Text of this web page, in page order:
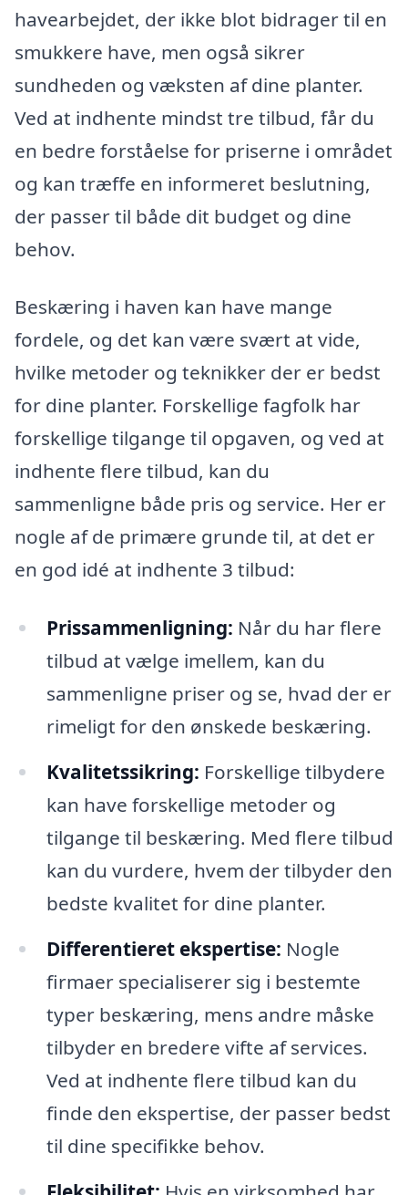
havearbejdet, der ikke blot bidrager til en
smukkere have, men også sikrer
sundheden og væksten af dine planter.
Ved at indhente mindst tre tilbud, får du
en bedre forståelse for priserne i området
og kan træffe en informeret beslutning,
der passer til både dit budget og dine
behov.
Beskæring i haven kan have mange
fordele, og det kan være svært at vide,
hvilke metoder og teknikker der er bedst
for dine planter. Forskellige fagfolk har
forskellige tilgange til opgaven, og ved at
indhente flere tilbud, kan du
sammenligne både pris og service. Her er
nogle af de primære grunde til, at det er
en god idé at indhente 3 tilbud:
Prissammenligning: Når du har flere
tilbud at vælge imellem, kan du
sammenligne priser og se, hvad der er
rimeligt for den ønskede beskæring.
Kvalitetssikring: Forskellige tilbydere
kan have forskellige metoder og
tilgange til beskæring. Med flere tilbud
kan du vurdere, hvem der tilbyder den
bedste kvalitet for dine planter.
Differentieret ekspertise: Nogle
firmaer specialiserer sig i bestemte
typer beskæring, mens andre måske
tilbyder en bredere vifte af services.
Ved at indhente flere tilbud kan du
finde den ekspertise, der passer bedst
til dine specifikke behov.